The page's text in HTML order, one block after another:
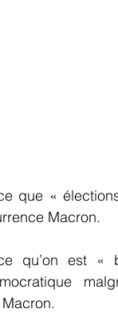
que «
Macron.
qu’on est «